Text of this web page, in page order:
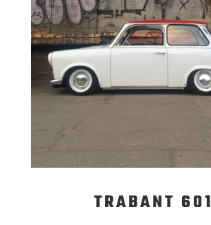
TRABANT 601